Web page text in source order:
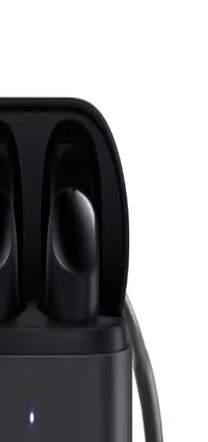
kullanışlı teknolojik ürünler ideal
ve kullanışlı ürünlerle anlamlı bir
ve Xiaomi Redmi Buds 6 Lite
ve Kullanıcı Yorumları
Redmi Buds 6 Lite kulaklıkların
ve performans karşılaştırmasıyla en
ve Xiaomi Redmi Buds 6
Hangi Kulaklık Sizin İçin
Redmi Buds 6 Play'in özellikleri,
karşılaştırılarak en uygun
Kulaklık
ve Teknoloji Gelsin